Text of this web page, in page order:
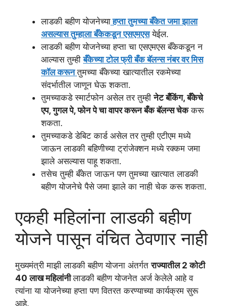
लाडकी बहीण योजनेच्याहप्ता तुमच्या बँकेत जमा झाला
असल्यास तुम्हाला बँकेकडून एसएमएसयेईल.
लाडकी बहीण योजनेच्या हप्ता चा एसएमएस बँकेकडून न
आल्यास तुम्हीबँकेच्या टोल फ्री बँक बॅलन्स नंबर वर मिस
कॉल करूनतुमच्या बँकेच्या खात्यातील रकमेच्या
संदर्भातील जाणून घेऊ शकता.
तुमच्याकडे स्मार्टफोन असेल तर तुम्हीनेट बँकिंग, बँकेचे
एप, गुगल पे, फोन पे चा वापर करून बँक बॅलन्स चेककरू
शकता.
तुमच्याकडे डेबिट कार्ड असेल तर तुम्ही एटीएम मध्ये
जाऊन लाडकी बहिणीच्या ट्रांजेक्शन मध्ये रक्कम जमा
झाले असल्यास पाहू शकता.
तसेच तुम्ही बँकेत जाऊन पण तुमच्या खात्यात लाडकी
बहीण योजनेचे पैसे जमा झाले का नाही चेक करू शकता.
एकही महिलांना लाडकी बहीण
योजने पासून वंचित ठेवणार नाही
मुख्यमंत्री माझी लाडकी बहीण योजना अंतर्गतराज्यातील 2 कोटी
40 लाख महिलांनीलाडकी बहीण योजनेत अर्ज केलेले आहे व
त्यांना या योजनेच्या हप्ता पण वितरत करण्याच्या कार्यक्रम सुरू
आहे.